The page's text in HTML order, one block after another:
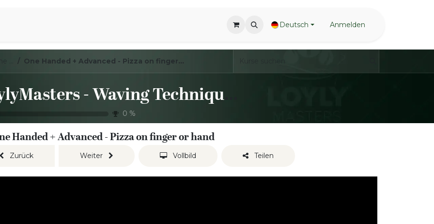
Deutsch Anmelden
One Handed + Advanced - Pizza on finger or hand
0 %
Handed + Advanced - Pizza on finger or hand
Zurück Weiter Vollbild Teilen